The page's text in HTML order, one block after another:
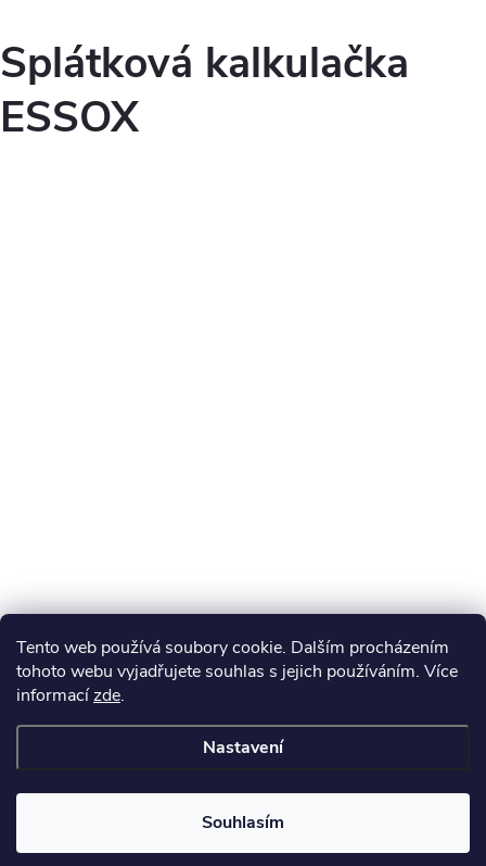
Tento web používá soubory cookie. Dalším procházením
tohoto webu vyjadřujete souhlas s jejich používáním. Více
informacízde.
Nastavení
Souhlasím
Splátková kalkulačka
ESSOX